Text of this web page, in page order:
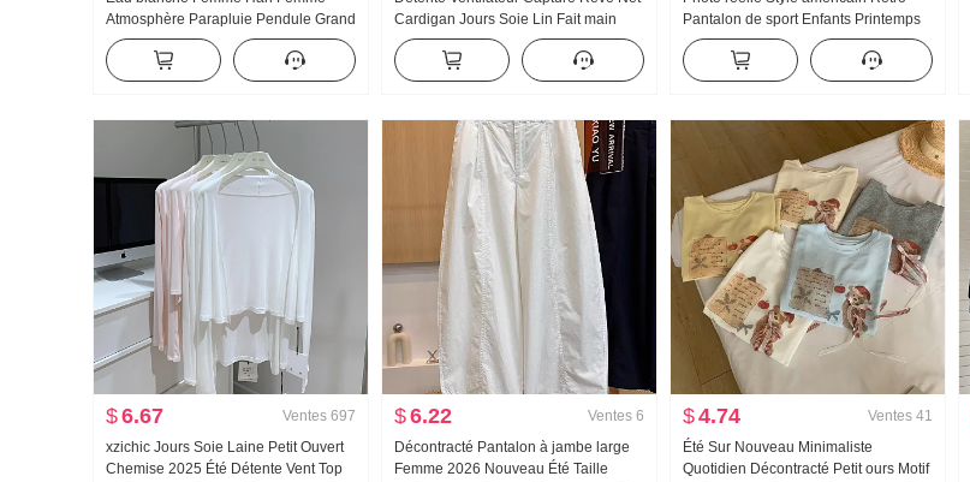
Atmosphère Parapluie Pendule Grand
u Collier Bretelles Deux Porter
Conception Sens Cardigan Femme
Été Amincissant Bretelles Top
Cardigan Jours Soie Lin Fait main
Choisissez Trou Ajouré Tricoté
Cardigan Femme Climatiseur
Chemise de protection solaire
Pantalon de sport Enfants Printemps
et automne Gainant Taille haute
Vertical Sens Droit Pantalon large
Étudiant Coton Wei Pantalon
$6.67 Ventes 697
xzichic Jours Soie Laine Petit Ouvert
Chemise 2025 Été Détente Vent Top
$6.22 Ventes 6
Décontracté Pantalon à jambe large
Femme 2026 Nouveau Été Taille
$4.74 Ventes 41
Été Sur Nouveau Minimaliste
Quotidien Décontracté Petit ours Motif